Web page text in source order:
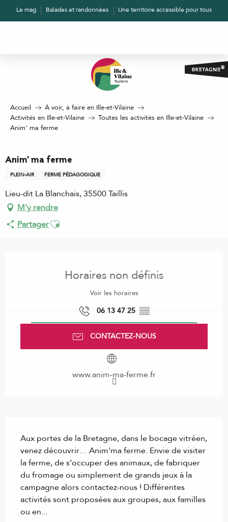
AllerLe mag Balades et randonnées Une territoire accessible pour tous
Accueil
À voir, à faire en Ille-et-Vilaine
Activités en Ille-et-Vilaine
Toutes les activités en Ille-et-Vilaine
Anim' ma ferme
Anim' ma ferme
PLEIN-AIR FERME PÉDAGOGIQUE
Lieu-dit La Blanchais, 35500 Taillis
M'y rendre
PartagerAjouter aux favoris
Horaires non définis
Voir les horaires
06 13 47 25 ▒▒
CONTACTEZ-NOUS
www.anim-ma-ferme.fr
Aux portes de la Bretagne, dans le bocage vitréen,
venez découvrir… Anim'ma ferme. Envie de visiter
la ferme, de s’occuper des animaux, de fabriquer
du fromage ou simplement de grands jeux à la
campagne alors contactez-nous ! Différentes
activités sont proposées aux groupes, aux familles
ou en...